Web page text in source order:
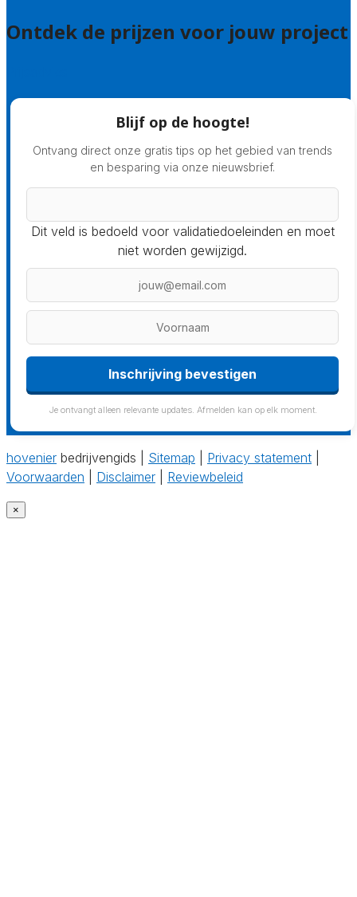
Ontdek de prijzen voor jouw project
Blijf op de hoogte!
Ontvang direct onze gratis tips op het gebied van trends
en besparing via onze nieuwsbrief.
Dit veld is bedoeld voor validatiedoeleinden en moet
niet worden gewijzigd.
Inschrijving bevestigen
Je ontvangt alleen relevante updates. Afmelden kan op elk moment.
hovenier bedrijvengids | Sitemap Privacy statement
Voorwaarden
Disclaimer Reviewbeleid
×